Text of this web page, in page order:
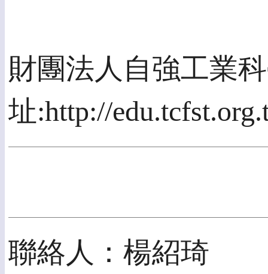
財團法人自強工業
聯絡人：楊紹琦